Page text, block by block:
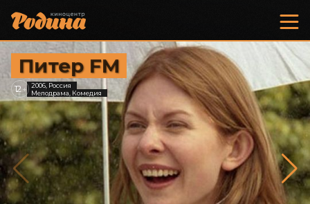
Питер FM
12 +
2006, Россия
Мелодрама, Комедия